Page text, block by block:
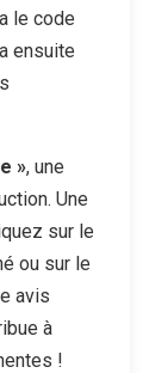
le code
ensuite
», une
Une
sur le
ou sur le
avis
à
!